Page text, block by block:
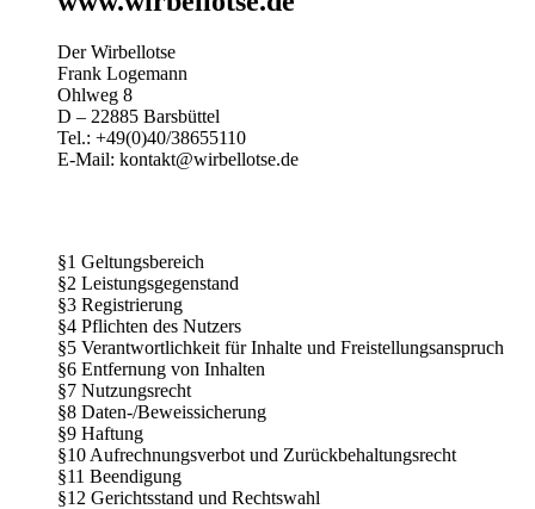
Der Wirbellotse
Frank Logemann
Ohlweg 8
D – 22885 Barsbüttel
Tel.: +49(0)40/38655110
E-Mail: kontakt@wirbellotse.de
§1 Geltungsbereich
§2 Leistungsgegenstand
§3 Registrierung
§4 Pflichten des Nutzers
§5 Verantwortlichkeit für Inhalte und Freistellungsanspruch
§6 Entfernung von Inhalten
§7 Nutzungsrecht
§8 Daten-/Beweissicherung
§9 Haftung
§10 Aufrechnungsverbot und Zurückbehaltungsrecht
§11 Beendigung
§12 Gerichtsstand und Rechtswahl